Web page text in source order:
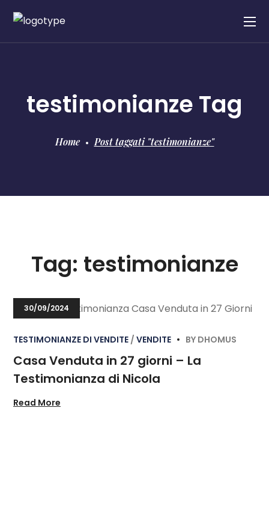
testimonianze Tag
Home Post taggati "testimonianze"
Tag: testimonianze
30/09/2024
TESTIMONIANZE DI VENDITE VENDITE BY DHOMUS
Casa Venduta in 27 giorni – La
Testimonianza di Nicola
Read More